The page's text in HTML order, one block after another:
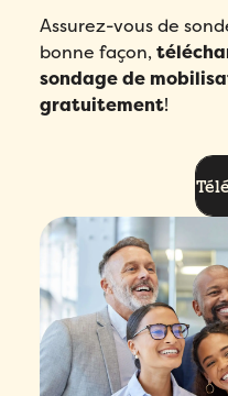
Assurez-vous de
bonne façon,
sondage de
gratuitement!